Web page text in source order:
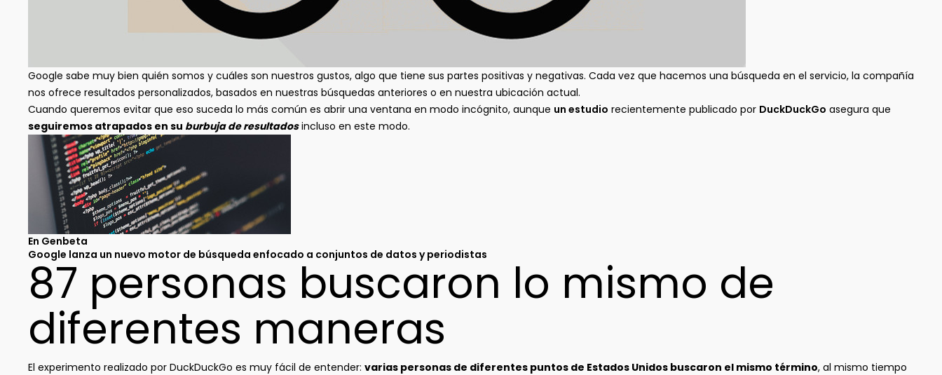
Google sabe muy bien quién somos y cuáles son nuestros gustos, algo que tiene sus partes positivas y negativas. Cada vez que hacemos una búsqueda en el servicio, la compañía
nos ofrece resultados personalizados, basados en nuestras búsquedas anteriores o en nuestra ubicación actual.
Cuando queremos evitar que eso suceda lo más común es abrir una ventana en modo incógnito, aunque un estudio recientemente publicado por DuckDuckGo asegura que
seguiremos atrapados en su burbuja de resultadosincluso en este modo.
En Genbeta
Google lanza un nuevo motor de búsqueda enfocado a conjuntos de datos y periodistas
87 personas buscaron lo mismo de
diferentes maneras
El experimento realizado por DuckDuckGo es muy fácil de entender: varias personas de diferentes puntos de Estados Unidos buscaron el mismo término, al mismo tiempo